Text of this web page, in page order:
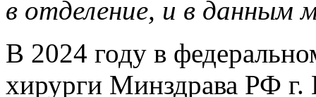
в отделение, и в данным
В 2024 году в
хирурги Минздрава РФ г.